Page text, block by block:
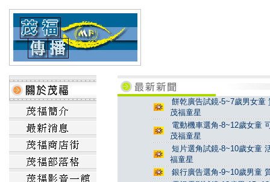
餅乾廣告試鏡-5~7歲男女
茂福童星
電動機車選角-8~12歲女童
茂福童星
短片選角試鏡-8~10歲女童
福童星
銀行廣告選角-9~10歲男童